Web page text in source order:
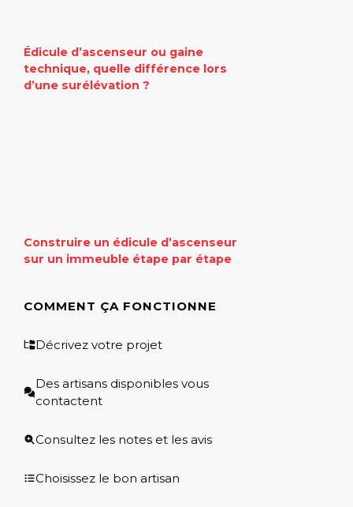
Édicule d’ascenseur ou gaine
technique, quelle différence lors
d’une surélévation ?
Construire un édicule d’ascenseur
sur un immeuble étape par étape
COMMENT ÇA FONCTIONNE
Décrivez votre projet
Des artisans disponibles vous
contactent
Consultez les notes et les avis
Choisissez le bon artisan